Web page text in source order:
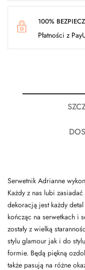
100%
Płatności z
Serwetnik Adrianne
Każdy z nas lubi
dekoracją jest każdy
kończąc na serwetkach i
zostały z wielką
stylu glamour jak i do
formie. Będą piękną
także pasują na różne